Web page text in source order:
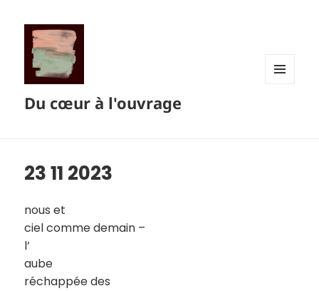
Du cœur à l'ouvrage
23 11 2023
nous et
ciel comme demain –
l’
aube
réchappée des